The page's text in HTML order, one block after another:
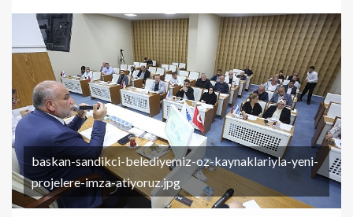
baskan-sandikci-belediyemiz-oz-kaynaklariyla-yeni-
projelere-imza-atiyoruz.jpg